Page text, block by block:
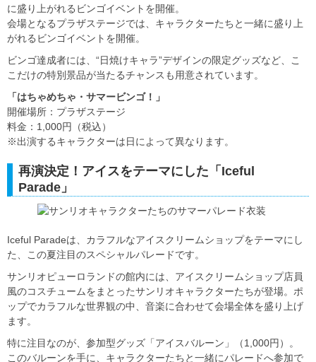
に盛り上がれるビンゴイベントを開催。
会場となるプラザステージでは、キャラクターたちと一緒に盛り上
がれるビンゴイベントを開催。
ビンゴ達成者には、“日焼けキャラ”デザインの限定グッズなど、こ
こだけの特別景品が当たるチャンスも用意されています。
「はちゃめちゃ・サマービンゴ！」
開催場所：プラザステージ
料金：1,000円（税込）
※出演するキャラクターは日によって異なります。
再演決定！アイスをテーマにした「Iceful
Parade」
Iceful Paradeは、カラフルなアイスクリームショップをテーマにし
た、この夏注目のスペシャルパレードです。
サンリオピューロランドの館内には、アイスクリームショップ店員
風のコスチュームをまとったサンリオキャラクターたちが登場。ポ
ップでカラフルな世界観の中、音楽に合わせて会場全体を盛り上げ
ます。
特に注目なのが、参加型グッズ「アイスバルーン」（1,000円）。
このバルーンを手に、キャラクターたちと一緒にパレードへ参加で